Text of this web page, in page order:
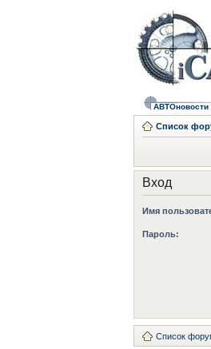
АВТОновости
Список
Вход
Имя
Пароль:
Список